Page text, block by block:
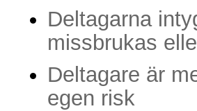
Deltagarna
missbrukas
Deltagare är
egen risk